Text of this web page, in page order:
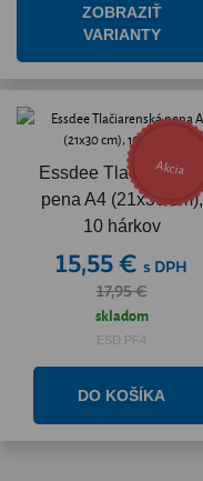
ZOBRAZIŤ
VARIANTY
Essdee Tlačiarenská
pena A4 (21x30 cm),
10 hárkov
Akcia
15,55 € s DPH
17,95 €
skladom
ESD.PF4